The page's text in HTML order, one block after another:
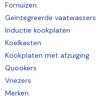
Fornuizen
Geïntegreerde vaatwassers
Inductie kookplaten
Koelkasten
Kookplaten met afzuiging
Quookers
Vriezers
Merken